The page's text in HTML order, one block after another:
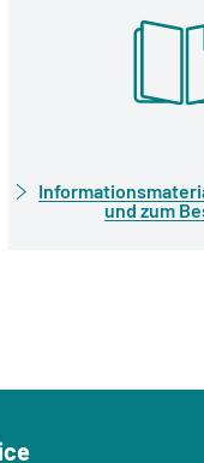
und zum